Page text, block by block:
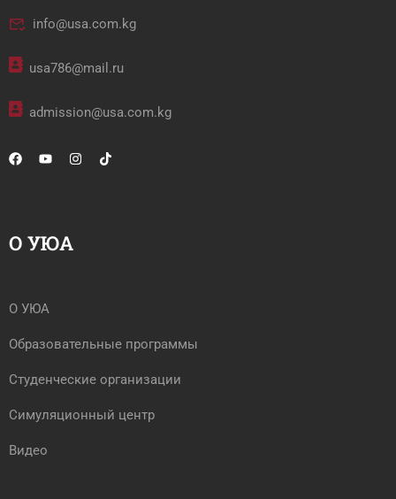
info@usa.com.kg
usa786@mail.ru
admission@usa.com.kg
О УЮА
О УЮА
Образовательные программы
Студенческие организации
Симуляционный центр
Видео